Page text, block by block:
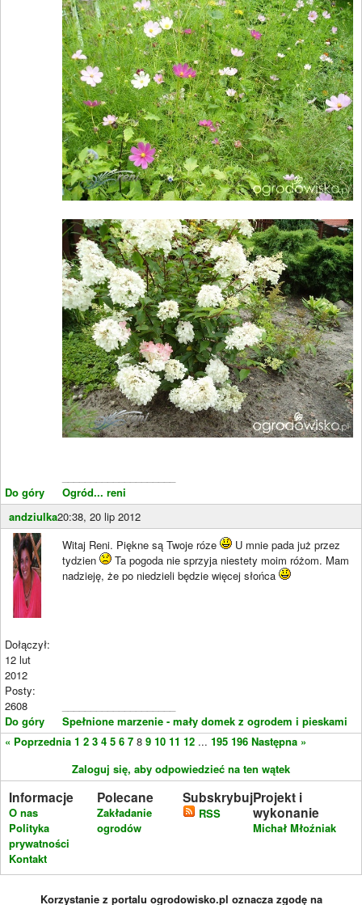
Do góry
Ogród... reni
andziulka20:38, 20 lip 2012
Dołączył:
12 lut
2012
Posty:
2608
Do góry
Witaj Reni. Piękne są Twoje róze
U mnie pada już przez
tydzien
Ta pogoda nie sprzyja niestety moim różom. Mam
nadzieję, że po niedzieli będzie więcej słońca
Spełnione marzenie - mały domek z ogrodem i pieskami
« Poprzednia 1 2 3 4 5 6 7 8 9 10 11 12 ... 195 196 Następna »
Zaloguj się, aby odpowiedzieć na ten wątek
Informacje
O nas
Polityka
prywatności
Kontakt
Polecane
Zakładanie
ogrodów
Subskrybuj
RSS
Projekt i
wykonanie
Michał Młoźniak
Korzystanie z portalu ogrodowisko.pl oznacza zgodę na